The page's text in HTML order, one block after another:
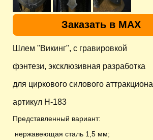
Заказать в MAX
Шлем "Викинг", с гравировкой
фэнтези, эксклюзивная разработка
для циркового силового аттракциона
артикул H-183
Представленный вариант:
нержавеющая сталь 1,5 мм;